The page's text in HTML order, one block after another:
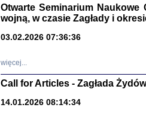
Otwarte Seminarium
wojną, w czasie Zagłady i
03.02.2026 07:36:36
więcej...
Call for Articles - Zagłada
14.01.2026 08:14:34